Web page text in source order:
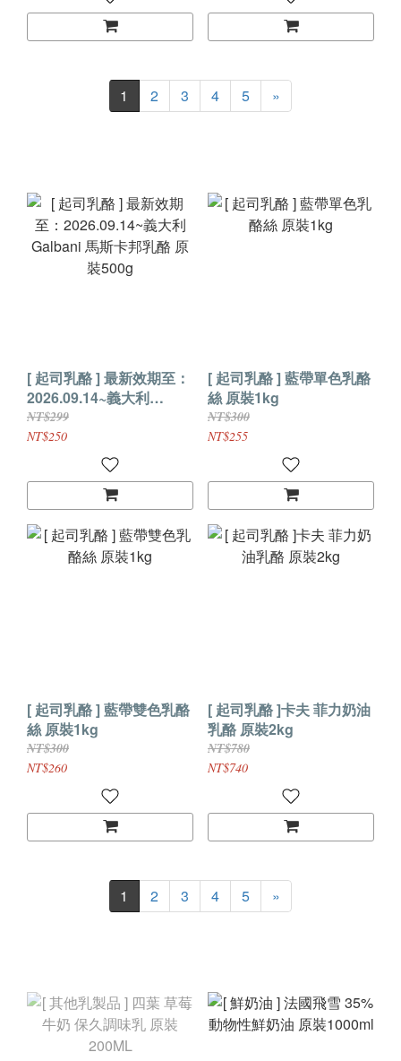
1 2 3 4 5 »
[ 起司乳酪 ] 最新效期至：
2026.09.14~義大利
Galbani 馬斯卡邦乳酪 原
裝500g
NT$299
NT$250
[ 起司乳酪 ] 藍帶單色乳酪
絲 原裝1kg
NT$300
NT$255
[ 起司乳酪 ] 藍帶雙色乳酪
絲 原裝1kg
NT$300
NT$260
[ 起司乳酪 ]卡夫 菲力奶油
乳酪 原裝2kg
NT$780
NT$740
1 2 3 4 5 »